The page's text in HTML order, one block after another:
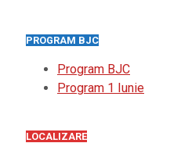
PROGRAM BJC
Program BJC
Program 1 Iunie
LOCALIZARE